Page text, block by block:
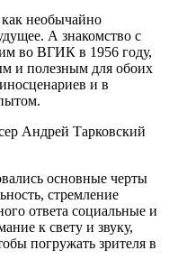
как необычайно
А знакомство с
во ВГИК в 1956 году,
и полезным для обоих
и в
Андрей Тарковский
основные черты
стремление
ответа социальные и
к свету и звуку,
погружать зрителя в